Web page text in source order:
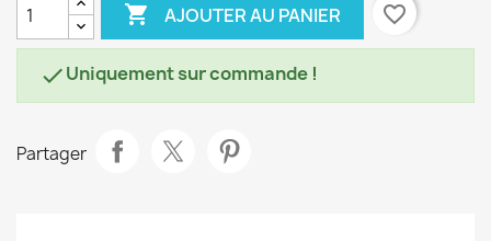
 AJOUTER AU PANIER favorite_border
Uniquement sur commande !
Partager